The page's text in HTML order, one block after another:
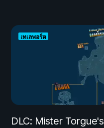
เทเลพอร์ต
DLC: Mister